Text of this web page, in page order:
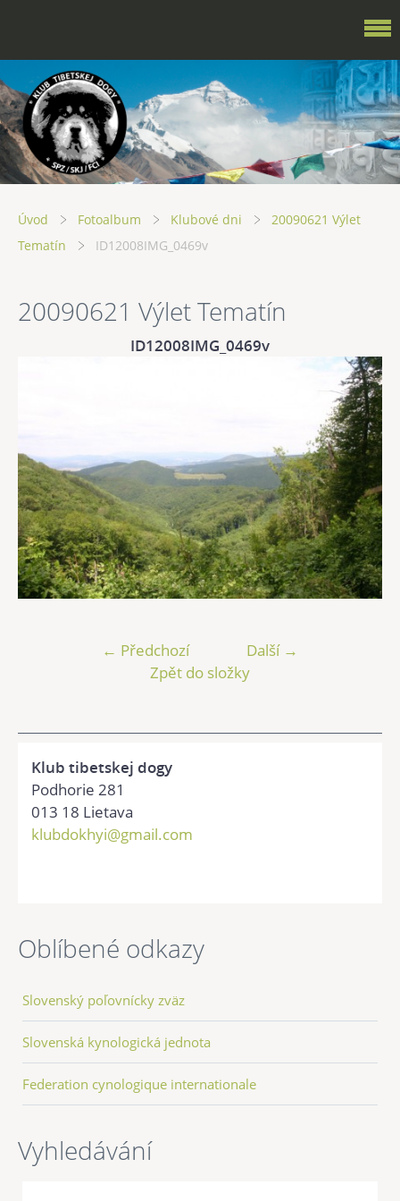
Úvod Fotoalbum Klubové dni
20090621 Výlet
Tematín
ID12008IMG_0469v
20090621 Výlet Tematín
ID12008IMG_0469v
← Předchozí
Další →
Zpět do složky
Klub tibetskej dogy
Podhorie 281
013 18 Lietava
klubdokhyi@gmail.com
Oblíbené odkazy
Slovenský poľovnícky zväz
Slovenská kynologická jednota
Federation cynologique internationale
Vyhledávání